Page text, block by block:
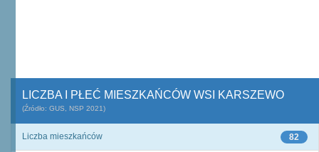
LICZBA I PŁEĆ MIESZKAŃCÓW WSI KARSZEWO
(Źródło: GUS, NSP 2021)
82
Liczba mieszkańców